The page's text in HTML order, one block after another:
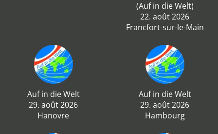
(Auf in die Welt)
22. août 2026
Francfort-sur-le-Main
Auf in die Welt
29. août 2026
Hanovre
Auf in die Welt
29. août 2026
Hambourg